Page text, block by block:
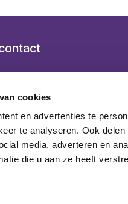
cookies
en advertenties te
te analyseren. Ook
media, adverteren en
die u aan ze heeft